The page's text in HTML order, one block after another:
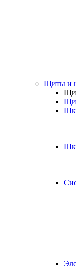
Щиты и